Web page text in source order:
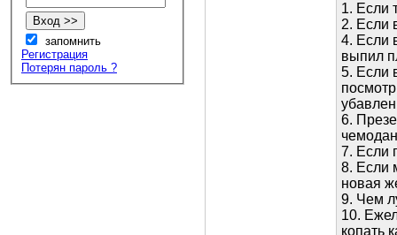
запомнить
Регистрация
Потерян пароль ?
1. Если
2. Если
4. Если
выпил
5. Если
6.
7. Если
8. Если
новая
9. Чем
10.
копать